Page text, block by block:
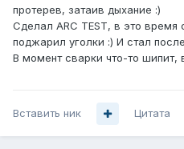
протерев, затаив дыхание :)
Сделал ARC TEST, в это время
поджарил уголки :) И стал
В момент сварки что-то шипит,
Вставить ник Цитата